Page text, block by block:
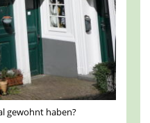
gewohnt haben?